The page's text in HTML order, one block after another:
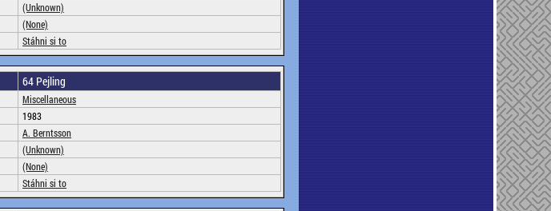
(Unknown)
(None)
Stáhni si to
64 Pejling
Miscellaneous
1983
A. Berntsson
(Unknown)
(None)
Stáhni si to